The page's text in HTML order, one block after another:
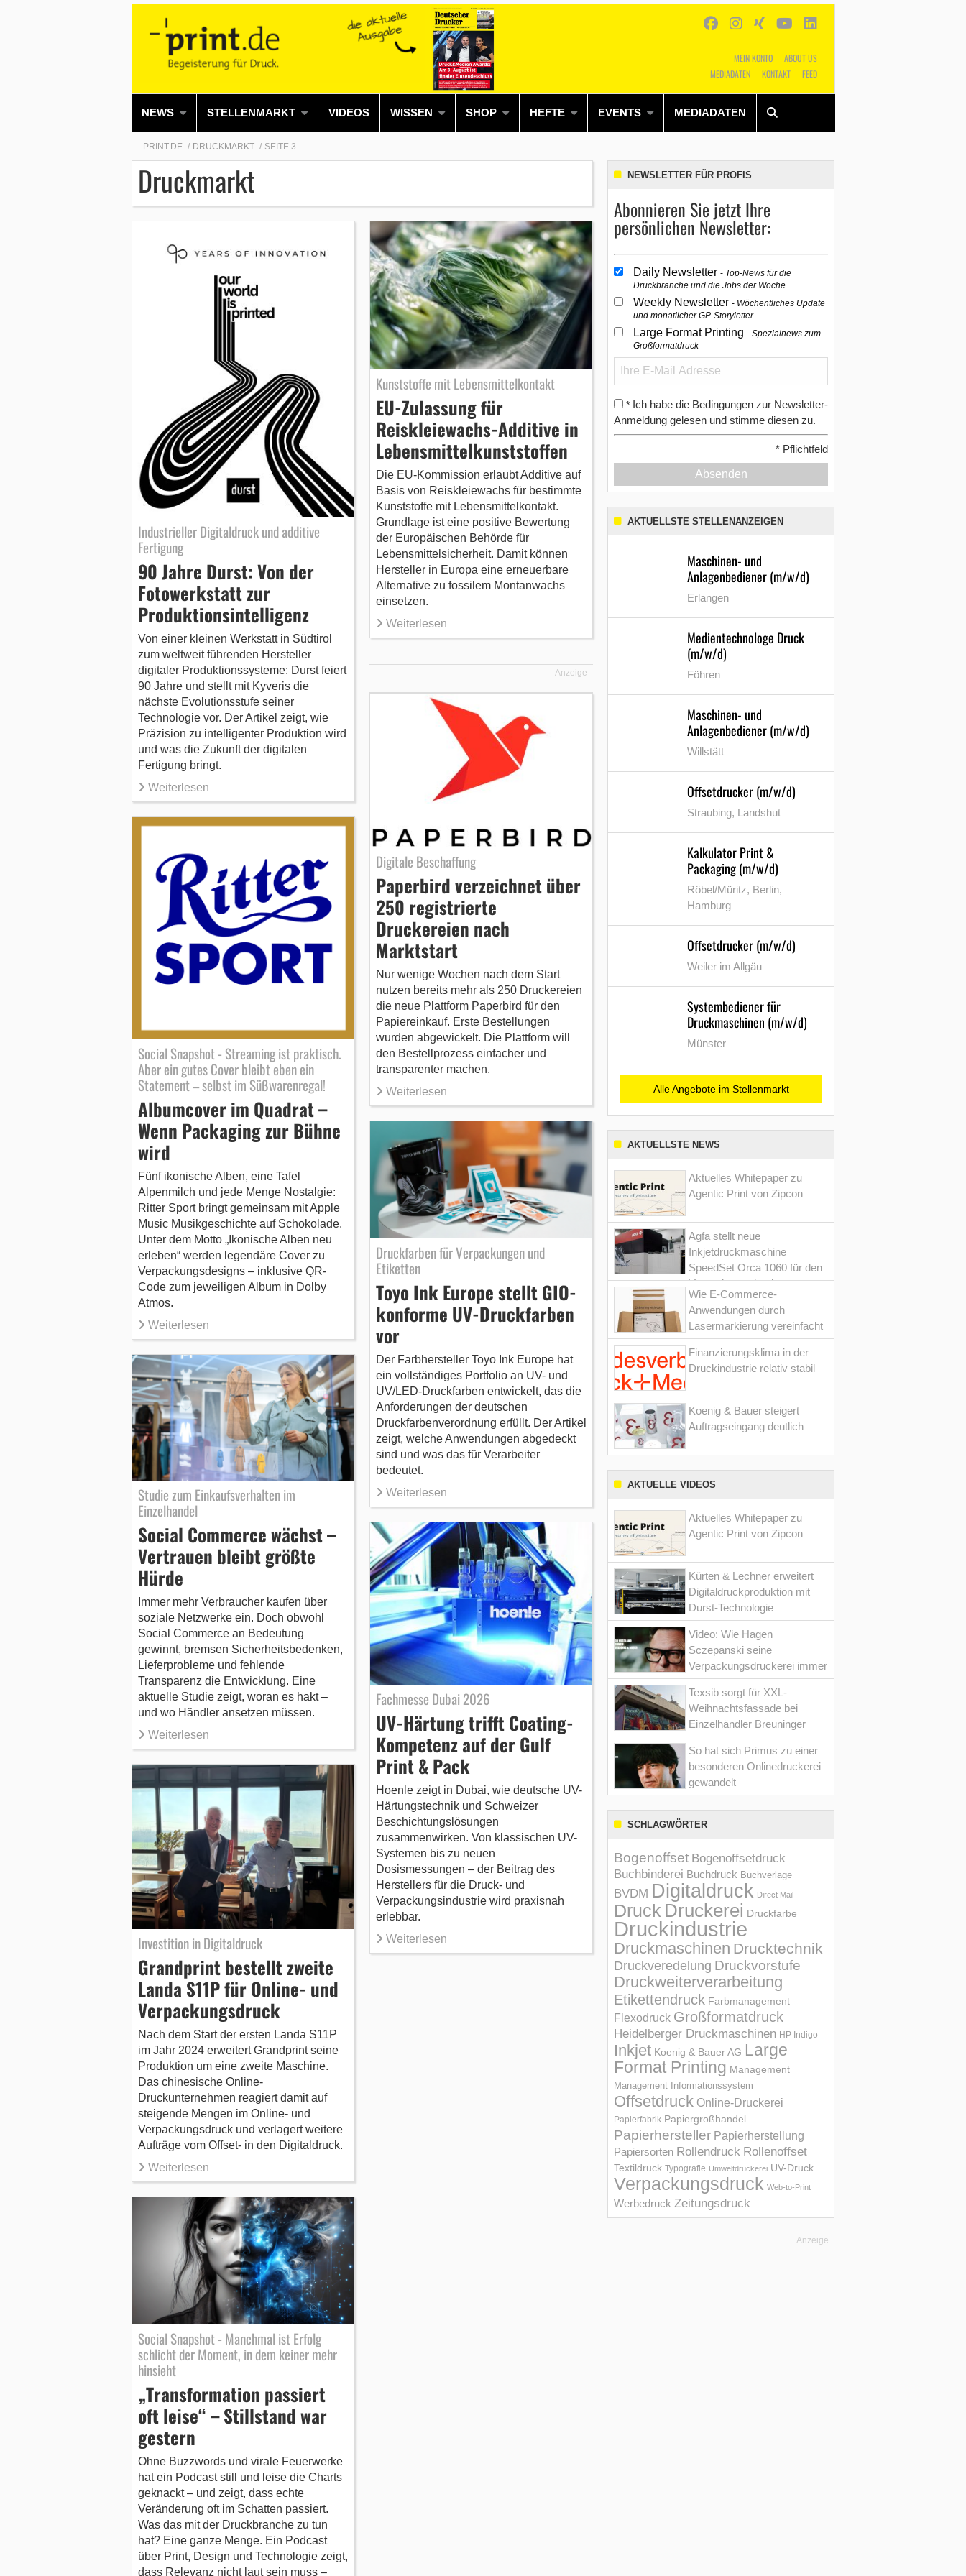
MEIN KONTO
ABOUT US
MEDIADATEN
KONTAKT FEED
NEWS STELLENMARKT VIDEOS WISSEN SHOP HEFTE EVENTS MEDIADATEN
Alles Shop SUCHEN
PRINT.DE DRUCKMARKT SEITE 3
Druckmarkt
Industrieller Digitaldruck und additive
Fertigung
90 Jahre Durst: Von der
Fotowerkstatt zur
Produktionsintelligenz
Von einer kleinen Werkstatt in Südtirol
zum weltweit führenden Hersteller
digitaler Produktionssysteme: Durst feiert
90 Jahre und stellt mit Kyveris die
nächste Evolutionsstufe seiner
Technologie vor. Der Artikel zeigt, wie
Präzision zu intelligenter Produktion wird
und was die Zukunft der digitalen
Fertigung bringt.
Weiterlesen
Kunststoffe mit Lebensmittelkontakt
EU-Zulassung für
Reiskleiewachs-Additive in
Lebensmittelkunststoffen
Die EU-Kommission erlaubt Additive auf
Basis von Reiskleiewachs für bestimmte
Kunststoffe mit Lebensmittelkontakt.
Grundlage ist eine positive Bewertung
der Europäischen Behörde für
Lebensmittelsicherheit. Damit können
Hersteller in Europa eine erneuerbare
Alternative zu fossilem Montanwachs
einsetzen.
Weiterlesen
Social Snapshot - Streaming ist praktisch.
Aber ein gutes Cover bleibt eben ein
Statement – selbst im Süßwarenregal!
Albumcover im Quadrat –
Wenn Packaging zur Bühne
wird
Fünf ikonische Alben, eine Tafel
Alpenmilch und jede Menge Nostalgie:
Ritter Sport bringt gemeinsam mit Apple
Music Musikgeschichte auf Schokolade.
Unter dem Motto „Ikonische Alben neu
erleben“ werden legendäre Cover zu
Verpackungsdesigns – inklusive QR-
Code zum jeweiligen Album in Dolby
Atmos.
Weiterlesen
Anzeige
Studie zum Einkaufsverhalten im
Einzelhandel
Social Commerce wächst –
Vertrauen bleibt größte
Hürde
Immer mehr Verbraucher kaufen über
soziale Netzwerke ein. Doch obwohl
Social Commerce an Bedeutung
gewinnt, bremsen Sicherheitsbedenken,
Lieferprobleme und fehlende
Transparenz die Entwicklung. Eine
aktuelle Studie zeigt, woran es hakt –
und wo Händler ansetzen müssen.
Weiterlesen
Digitale Beschaffung
Paperbird verzeichnet über
250 registrierte
Druckereien nach
Marktstart
Nur wenige Wochen nach dem Start
nutzen bereits mehr als 250 Druckereien
die neue Plattform Paperbird für den
Papiereinkauf. Erste Bestellungen
wurden abgewickelt. Die Plattform will
den Bestellprozess einfacher und
transparenter machen.
Weiterlesen
Investition in Digitaldruck
Grandprint bestellt zweite
Landa S11P für Online- und
Verpackungsdruck
Nach dem Start der ersten Landa S11P
im Jahr 2024 erweitert Grandprint seine
Produktion um eine zweite Maschine.
Das chinesische Online-
Druckunternehmen reagiert damit auf
steigende Mengen im Online- und
Verpackungsdruck und verlagert weitere
Aufträge vom Offset- in den Digitaldruck.
Weiterlesen
Druckfarben für Verpackungen und
Etiketten
Toyo Ink Europe stellt GIO-
konforme UV-Druckfarben
vor
Der Farbhersteller Toyo Ink Europe hat
ein vollständiges Portfolio an UV- und
UV/LED-Druckfarben entwickelt, das die
Anforderungen der deutschen
Druckfarbenverordnung erfüllt. Der Artikel
zeigt, welche Anwendungen abgedeckt
sind und was das für Verarbeiter
bedeutet.
Weiterlesen
Social Snapshot - Manchmal ist Erfolg
schlicht der Moment, in dem keiner mehr
hinsieht
„Transformation passiert
oft leise“ – Stillstand war
gestern
Ohne Buzzwords und virale Feuerwerke
hat ein Podcast still und leise die Charts
geknackt – und zeigt, dass echte
Veränderung oft im Schatten passiert.
Was das mit der Druckbranche zu tun
hat? Eine ganze Menge. Ein Podcast
über Print, Design und Technologie zeigt,
dass Relevanz nicht laut sein muss –
Fachmesse Dubai 2026
UV-Härtung trifft Coating-
Kompetenz auf der Gulf
Print & Pack
Hoenle zeigt in Dubai, wie deutsche UV-
Härtungstechnik und Schweizer
Beschichtungslösungen
zusammenwirken. Von klassischen UV-
Systemen bis zu neuen
Dosismessungen – der Beitrag des
Herstellers für die Druck- und
Verpackungsindustrie wird praxisnah
erlebbar.
Weiterlesen
NEWSLETTER FÜR PROFIS
Abonnieren Sie jetzt Ihre
persönlichen Newsletter:
Daily Newsletter Top-News für die
Druckbranche und die Jobs der Woche
Weekly Newsletter Wöchentliches Update
und monatlicher GP-Storyletter
Large Format Printing Spezialnews zum
Großformatdruck
* Ich habe die Bedingungen zur Newsletter-
Anmeldung gelesen und stimme diesen zu.
* Pflichtfeld
Absenden
AKTUELLSTE STELLENANZEIGEN
Maschinen- und
Anlagenbediener (m/w/d)
Erlangen
Medientechnologe Druck
(m/w/d)
Föhren
Maschinen- und
Anlagenbediener (m/w/d)
Willstätt
Offsetdrucker (m/w/d)
Straubing, Landshut
Kalkulator Print &
Packaging (m/w/d)
Röbel/Müritz, Berlin,
Hamburg
Offsetdrucker (m/w/d)
Weiler im Allgäu
Systembediener für
Druckmaschinen (m/w/d)
Münster
Alle Angebote im Stellenmarkt
AKTUELLSTE NEWS
Aktuelles Whitepaper zu
Agentic Print von Zipcon
Agfa stellt neue
Inkjetdruckmaschine
SpeedSet Orca 1060 für den
Verpackungsdruck vor
Wie E-Commerce-
Anwendungen durch
Lasermarkierung vereinfacht
werden
Finanzierungsklima in der
Druckindustrie relativ stabil
Koenig & Bauer steigert
Auftragseingang deutlich
AKTUELLE VIDEOS
Aktuelles Whitepaper zu
Agentic Print von Zipcon
Kürten & Lechner erweitert
Digitaldruckproduktion mit
Durst-Technologie
Video: Wie Hagen
Sczepanski seine
Verpackungsdruckerei immer
wieder optimiert hat
Texsib sorgt für XXL-
Weihnachtsfassade bei
Einzelhändler Breuninger
So hat sich Primus zu einer
besonderen Onlinedruckerei
gewandelt
SCHLAGWÖRTER
Bogenoffset Bogenoffsetdruck
Buchbinderei Buchdruck Buchverlage
BVDM Digitaldruck Direct Mail
Druck Druckerei Druckfarbe
Druckindustrie
Druckmaschinen Drucktechnik
Druckveredelung Druckvorstufe
Druckweiterverarbeitung
Etikettendruck Farbmanagement
Flexodruck Großformatdruck
Heidelberger Druckmaschinen HP Indigo
Inkjet Koenig & Bauer AG Large
Format Printing Management
Management Informations­system
Offsetdruck Online-Druckerei
Papierfabrik Papiergroßhandel
Papierhersteller Papierherstellung
Papiersorten Rollendruck Rollenoffset
Textildruck Typografie Umweltdruckerei UV-Druck
Verpackungsdruck Web-to-Print
Werbedruck Zeitungsdruck
Anzeige